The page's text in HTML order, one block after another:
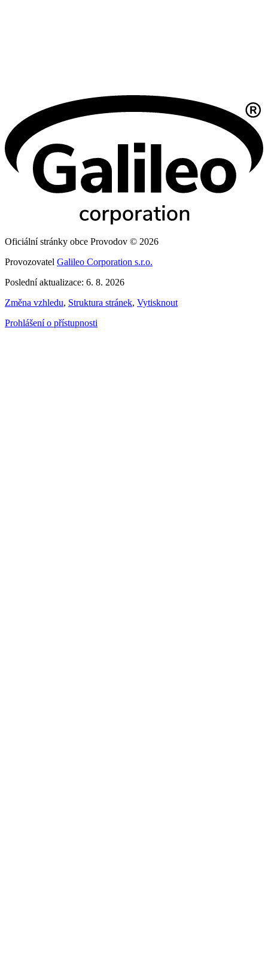
Oficiální stránky obce Provodov © 2026
Provozovatel Galileo Corporation s.r.o.
Poslední aktualizace: 6. 8. 2026
Změna vzhledu, Struktura stránek, Vytisknout
Prohlášení o přístupnosti